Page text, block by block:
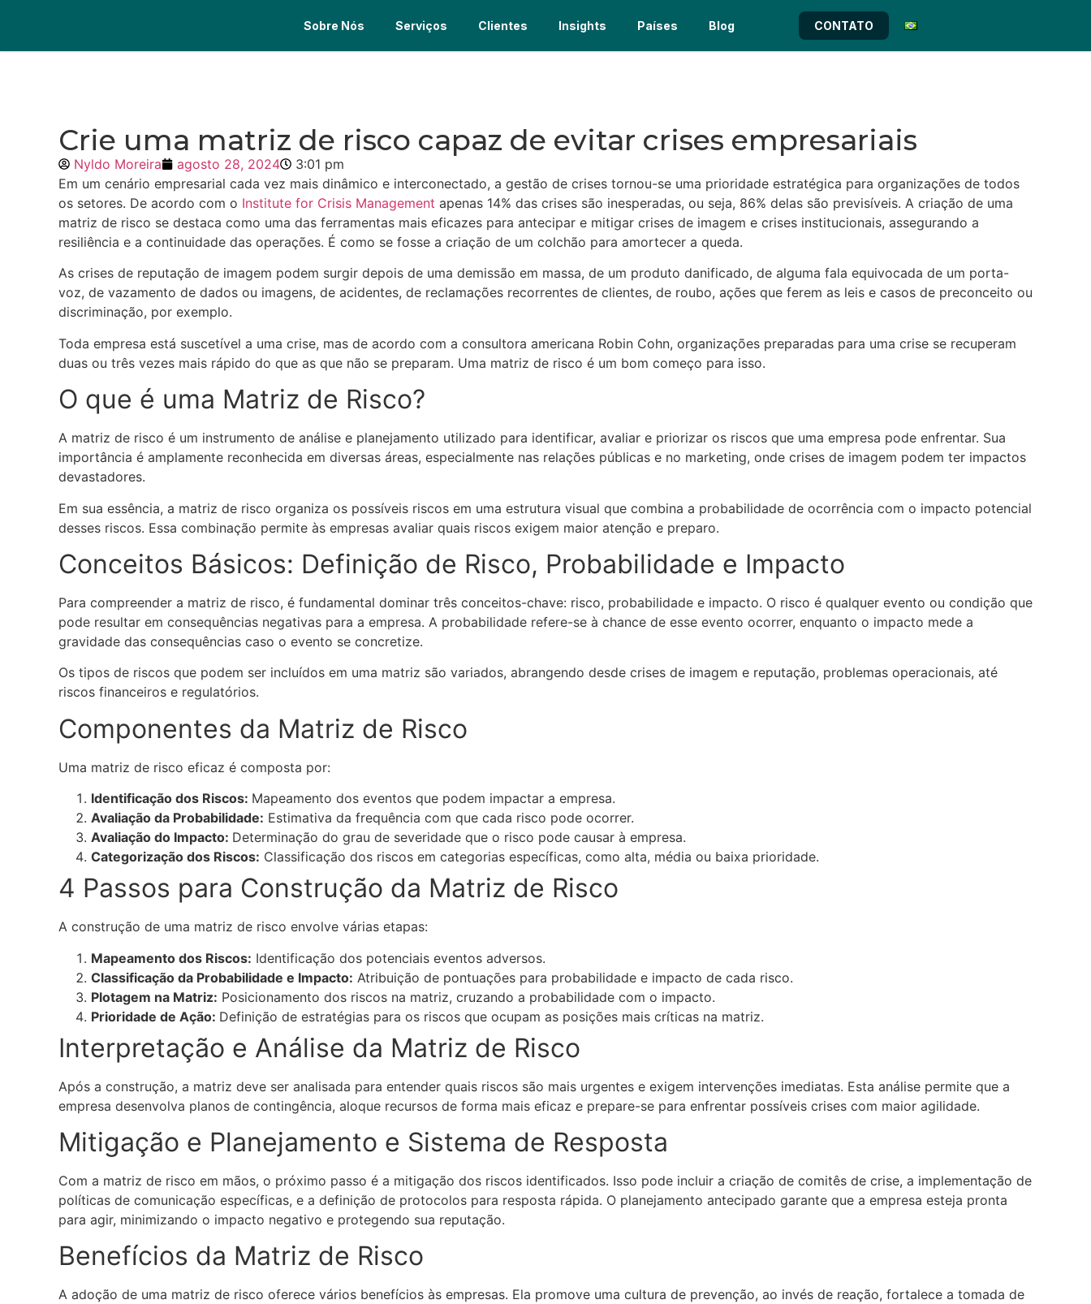
Sobre Nós Serviços Clientes Insights Países Blog CONTATO
Crie uma matriz de risco capaz de evitar crises empresariais
Nyldo Moreira agosto 28, 2024
3:01 pm
Em um cenário empresarial cada vez mais dinâmico e interconectado, a gestão de crises tornou-se uma prioridade estratégica para organizações de todos
os setores. De acordo com o Institute for Crisis Management apenas 14% das crises são inesperadas, ou seja, 86% delas são previsíveis. A criação de uma
matriz de risco se destaca como uma das ferramentas mais eficazes para antecipar e mitigar crises de imagem e crises institucionais, assegurando a
resiliência e a continuidade das operações. É como se fosse a criação de um colchão para amortecer a queda.
As crises de reputação de imagem podem surgir depois de uma demissão em massa, de um produto danificado, de alguma fala equivocada de um porta-
voz, de vazamento de dados ou imagens, de acidentes, de reclamações recorrentes de clientes, de roubo, ações que ferem as leis e casos de preconceito ou
discriminação, por exemplo.
Toda empresa está suscetível a uma crise, mas de acordo com a consultora americana Robin Cohn, organizações preparadas para uma crise se recuperam
duas ou três vezes mais rápido do que as que não se preparam. Uma matriz de risco é um bom começo para isso.
O que é uma Matriz de Risco?
A matriz de risco é um instrumento de análise e planejamento utilizado para identificar, avaliar e priorizar os riscos que uma empresa pode enfrentar. Sua
importância é amplamente reconhecida em diversas áreas, especialmente nas relações públicas e no marketing, onde crises de imagem podem ter impactos
devastadores.
Em sua essência, a matriz de risco organiza os possíveis riscos em uma estrutura visual que combina a probabilidade de ocorrência com o impacto potencial
desses riscos. Essa combinação permite às empresas avaliar quais riscos exigem maior atenção e preparo.
Conceitos Básicos: Definição de Risco, Probabilidade e Impacto
Para compreender a matriz de risco, é fundamental dominar três conceitos-chave: risco, probabilidade e impacto. O risco é qualquer evento ou condição que
pode resultar em consequências negativas para a empresa. A probabilidade refere-se à chance de esse evento ocorrer, enquanto o impacto mede a
gravidade das consequências caso o evento se concretize.
Os tipos de riscos que podem ser incluídos em uma matriz são variados, abrangendo desde crises de imagem e reputação, problemas operacionais, até
riscos financeiros e regulatórios.
Componentes da Matriz de Risco
Uma matriz de risco eficaz é composta por:
Identificação dos Riscos: Mapeamento dos eventos que podem impactar a empresa.
Avaliação da Probabilidade: Estimativa da frequência com que cada risco pode ocorrer.
Avaliação do Impacto: Determinação do grau de severidade que o risco pode causar à empresa.
Categorização dos Riscos: Classificação dos riscos em categorias específicas, como alta, média ou baixa prioridade.
4 Passos para Construção da Matriz de Risco
A construção de uma matriz de risco envolve várias etapas:
Mapeamento dos Riscos: Identificação dos potenciais eventos adversos.
Classificação da Probabilidade e Impacto: Atribuição de pontuações para probabilidade e impacto de cada risco.
Plotagem na Matriz: Posicionamento dos riscos na matriz, cruzando a probabilidade com o impacto.
Prioridade de Ação: Definição de estratégias para os riscos que ocupam as posições mais críticas na matriz.
Interpretação e Análise da Matriz de Risco
Após a construção, a matriz deve ser analisada para entender quais riscos são mais urgentes e exigem intervenções imediatas. Esta análise permite que a
empresa desenvolva planos de contingência, aloque recursos de forma mais eficaz e prepare-se para enfrentar possíveis crises com maior agilidade.
Mitigação e Planejamento e Sistema de Resposta
Com a matriz de risco em mãos, o próximo passo é a mitigação dos riscos identificados. Isso pode incluir a criação de comitês de crise, a implementação de
políticas de comunicação específicas, e a definição de protocolos para resposta rápida. O planejamento antecipado garante que a empresa esteja pronta
para agir, minimizando o impacto negativo e protegendo sua reputação.
Benefícios da Matriz de Risco
A adoção de uma matriz de risco oferece vários benefícios às empresas. Ela promove uma cultura de prevenção, ao invés de reação, fortalece a tomada de